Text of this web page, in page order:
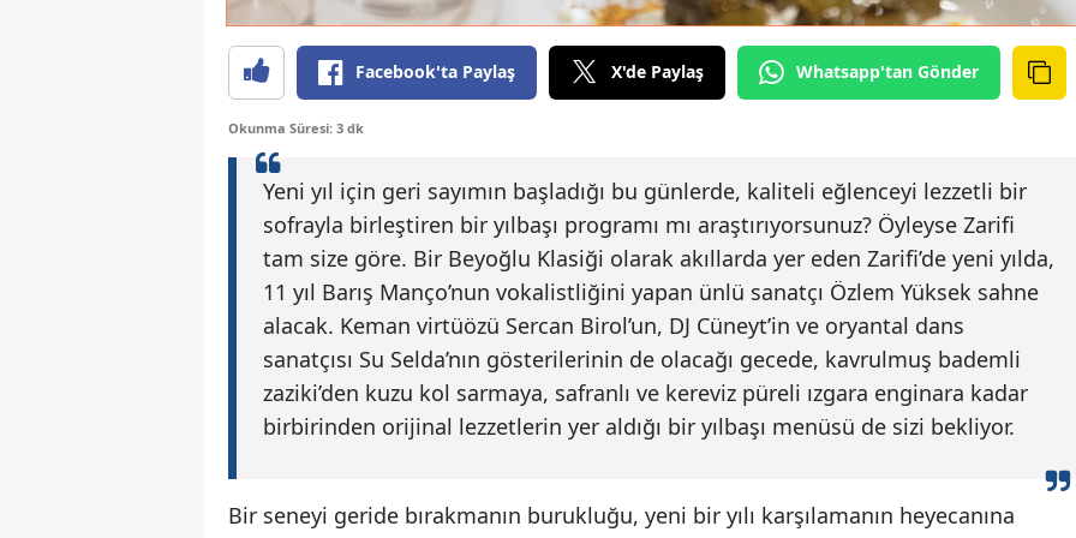
Facebook'ta Paylaş X'de Paylaş Whatsapp'tan Gönder
Okunma Süresi: 3 dk
Yeni yıl için geri sayımın başladığı bu günlerde, kaliteli eğlenceyi lezzetli bir
sofrayla birleştiren bir yılbaşı programı mı araştırıyorsunuz? Öyleyse Zarifi
tam size göre. Bir Beyoğlu Klasiği olarak akıllarda yer eden Zarifi’de yeni yılda,
11 yıl Barış Manço’nun vokalistliğini yapan ünlü sanatçı Özlem Yüksek sahne
alacak. Keman virtüözü Sercan Birol’un, DJ Cüneyt’in ve oryantal dans
sanatçısı Su Selda’nın gösterilerinin de olacağı gecede, kavrulmuş bademli
zaziki’den kuzu kol sarmaya, safranlı ve kereviz püreli ızgara enginara kadar
birbirinden orijinal lezzetlerin yer aldığı bir yılbaşı menüsü de sizi bekliyor.
Bir seneyi geride bırakmanın burukluğu, yeni bir yılı karşılamanın heyecanına